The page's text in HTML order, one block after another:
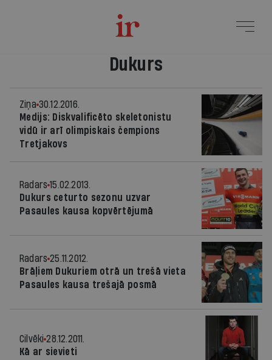
Dukurs
Ziņa 30.12.2016.
Medijs: Diskvalificēto skeletonistu
vidū ir arī olimpiskais čempions
Tretjakovs
Radars 15.02.2013.
Dukurs ceturto sezonu uzvar
Pasaules kausa kopvērtējumā
Radars 25.11.2012.
Brāļiem Dukuriem otrā un trešā vieta
Pasaules kausa trešajā posmā
Cilvēki 28.12.2011.
Kā ar sievieti